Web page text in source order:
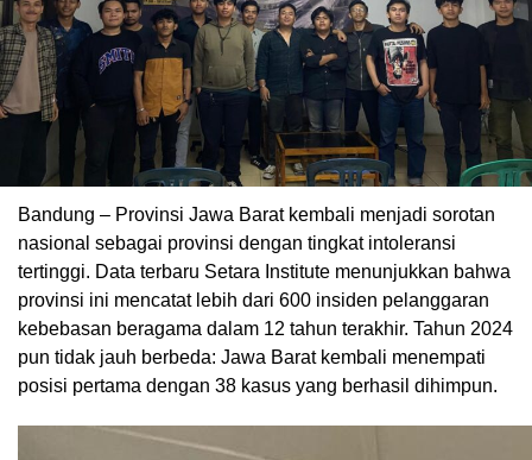
Bandung – Provinsi Jawa Barat kembali menjadi sorotan
nasional sebagai provinsi dengan tingkat intoleransi
tertinggi. Data terbaru Setara Institute menunjukkan bahwa
provinsi ini mencatat lebih dari 600 insiden pelanggaran
kebebasan beragama dalam 12 tahun terakhir. Tahun 2024
pun tidak jauh berbeda: Jawa Barat kembali menempati
posisi pertama dengan 38 kasus yang berhasil dihimpun.